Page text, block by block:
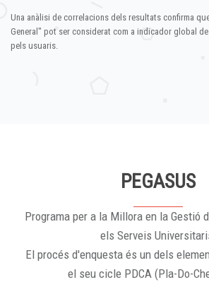
Una anàlisi de correlacions dels resultats confirma
General" pot ser considerat com a indicador global
pels usuaris.
PEGASUS
Programa per a la Millora en la Gestió
els Serveis
El procés d'enquesta és un dels
el seu cicle PDCA (Pla-Do-